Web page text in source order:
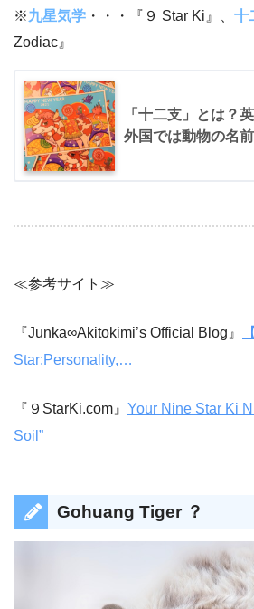
※九星気学 ・・・『９ Star Ki』、 十
Zodiac』
「十二支」とは？
外国では動物の名前
≪参考サイト≫
『Junka∞Akitokimi’s Official Blog』
Star:Personality,…
『９StarKi.com』 Your Nine Star Ki
Soil”
Gohuang Tiger ？